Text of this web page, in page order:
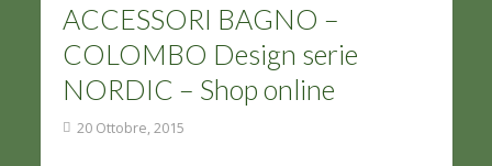
ACCESSORI BAGNO –
COLOMBO Design serie
NORDIC – Shop online
20 Ottobre, 2015